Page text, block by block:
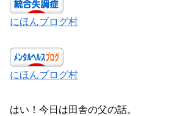
にほんブログ村
にほんブログ村
はい！今日は田舎の父の話。